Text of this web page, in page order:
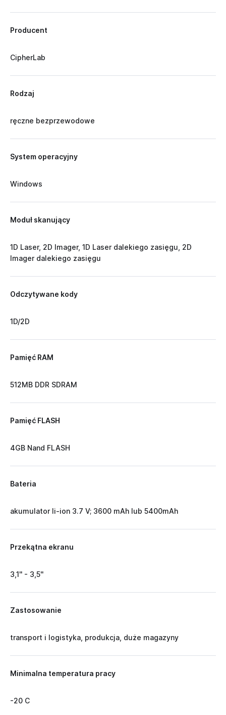
Producent
CipherLab
Rodzaj
ręczne bezprzewodowe
System operacyjny
Windows
Moduł skanujący
1D Laser, 2D Imager, 1D Laser dalekiego zasięgu, 2D
Imager dalekiego zasięgu
Odczytywane kody
1D/2D
Pamięć RAM
512MB DDR SDRAM
Pamięć FLASH
4GB Nand FLASH
Bateria
akumulator li-ion 3.7 V; 3600 mAh lub 5400mAh
Przekątna ekranu
3,1'' - 3,5''
Zastosowanie
transport i logistyka, produkcja, duże magazyny
Minimalna temperatura pracy
-20 C